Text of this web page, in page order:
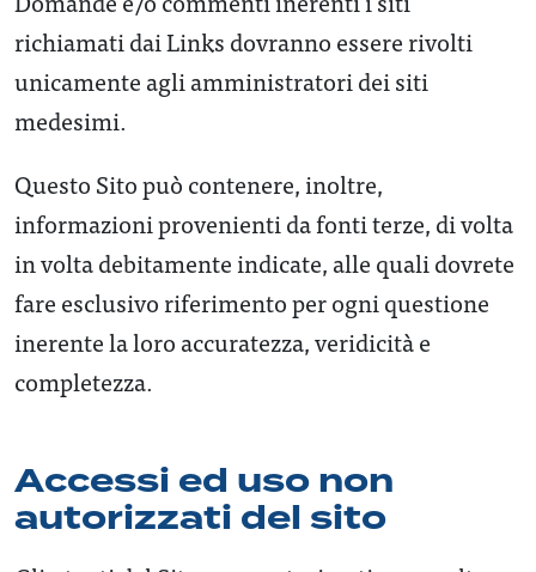
richiamati dai Links dovranno essere rivolti
unicamente agli amministratori dei siti
medesimi.
Questo Sito può contenere, inoltre,
informazioni provenienti da fonti terze, di volta
in volta debitamente indicate, alle quali dovrete
fare esclusivo riferimento per ogni questione
inerente la loro accuratezza, veridicità e
completezza.
Accessi ed uso non
autorizzati del sito